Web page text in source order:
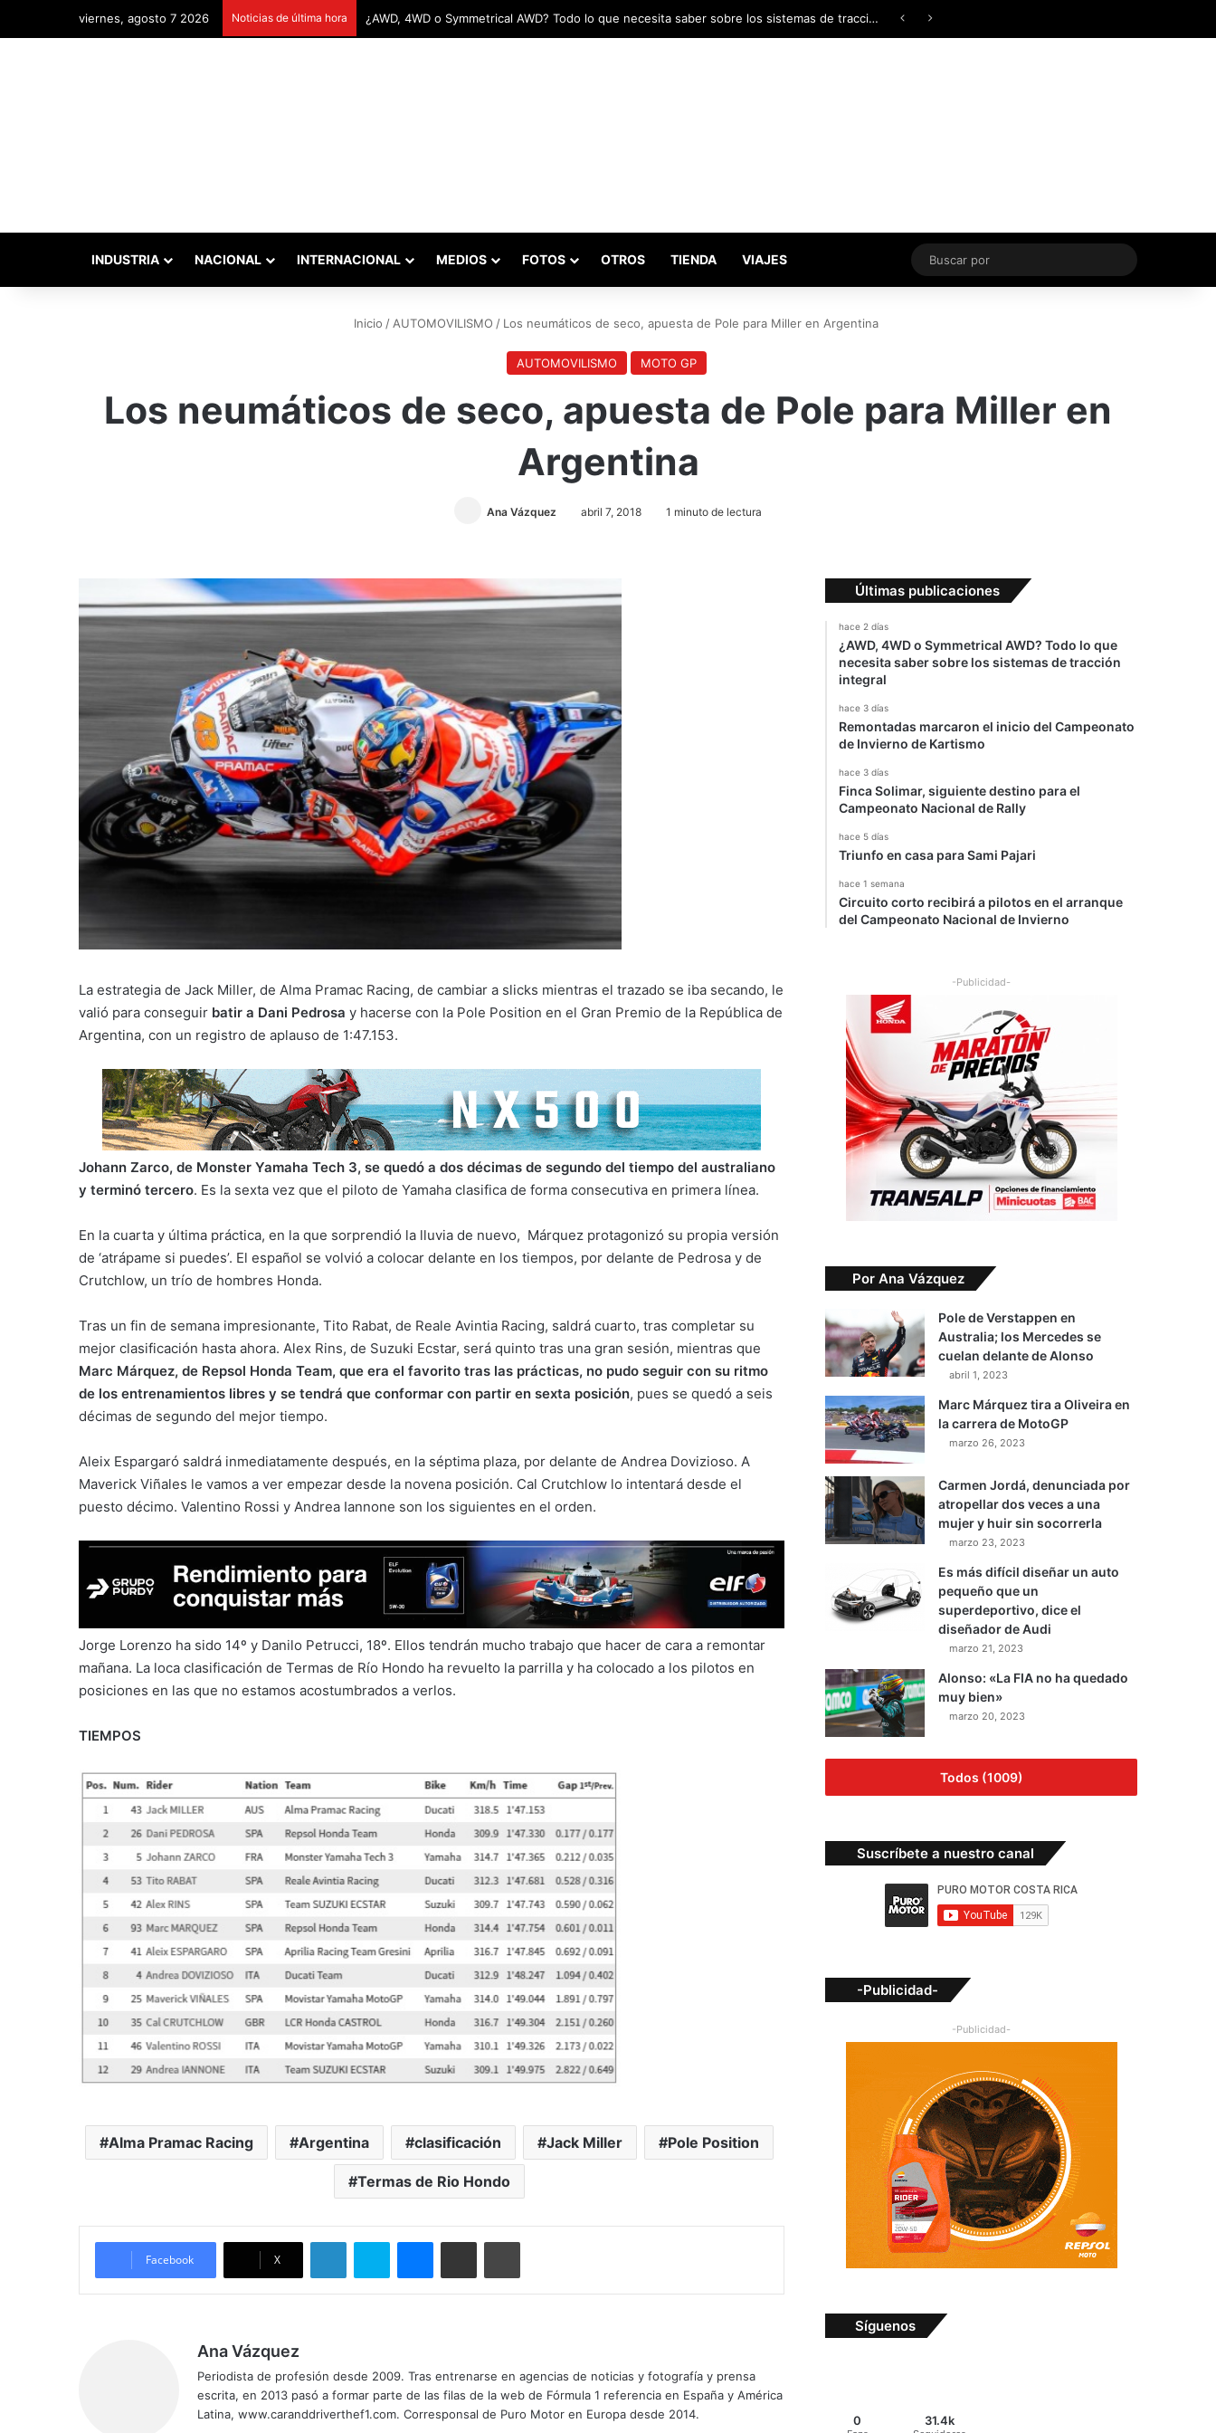
viernes, agosto 7 2026 Noticias de última hora Remontadas marcaron el inicio del Campeonato de Invierno de Kartismo
INDUSTRIA NACIONAL INTERNACIONAL MEDIOS FOTOS OTROS TIENDA VIAJES
Buscar
por
Inicio / AUTOMOVILISMO / Los neumáticos de seco, apuesta de Pole para Miller en Argentina
AUTOMOVILISMO MOTO GP
Los neumáticos de seco, apuesta de Pole para Miller en
Argentina
Ana Vázquez abril 7, 2018 1 minuto de lectura
La estrategia de Jack Miller, de Alma Pramac Racing, de cambiar a slicks mientras el trazado se iba secando, le
valió para conseguir batir a Dani Pedrosa y hacerse con la Pole Position en el Gran Premio de la República de
Argentina, con un registro de aplauso de 1:47.153.
Johann Zarco, de Monster Yamaha Tech 3, se quedó a dos décimas de segundo del tiempo del australiano
y terminó tercero. Es la sexta vez que el piloto de Yamaha clasifica de forma consecutiva en primera línea.
En la cuarta y última práctica, en la que sorprendió la lluvia de nuevo, Márquez protagonizó su propia versión
de ‘atrápame si puedes’. El español se volvió a colocar delante en los tiempos, por delante de Pedrosa y de
Crutchlow, un trío de hombres Honda.
Tras un fin de semana impresionante, Tito Rabat, de Reale Avintia Racing, saldrá cuarto, tras completar su
mejor clasificación hasta ahora. Alex Rins, de Suzuki Ecstar, será quinto tras una gran sesión, mientras que
Marc Márquez, de Repsol Honda Team, que era el favorito tras las prácticas, no pudo seguir con su ritmo
de los entrenamientos libres y se tendrá que conformar con partir en sexta posición, pues se quedó a seis
décimas de segundo del mejor tiempo.
Aleix Espargaró saldrá inmediatamente después, en la séptima plaza, por delante de Andrea Dovizioso. A
Maverick Viñales le vamos a ver empezar desde la novena posición. Cal Crutchlow lo intentará desde el
puesto décimo. Valentino Rossi y Andrea Iannone son los siguientes en el orden.
Jorge Lorenzo ha sido 14º y Danilo Petrucci, 18º. Ellos tendrán mucho trabajo que hacer de cara a remontar
mañana. La loca clasificación de Termas de Río Hondo ha revuelto la parrilla y ha colocado a los pilotos en
posiciones en las que no estamos acostumbrados a verlos.
TIEMPOS
Alma Pramac Racing Argentina clasificación Jack Miller Pole Position
Termas de Rio Hondo
Facebook X
Ana Vázquez
Periodista de profesión desde 2009. Tras entrenarse en agencias de noticias y fotografía y prensa
escrita, en 2013 pasó a formar parte de las filas de la web de Fórmula 1 referencia en España y América
Latina, www.caranddriverthef1.com. Corresponsal de Puro Motor en Europa desde 2014.
Últimas publicaciones
hace 2 días
¿AWD, 4WD o Symmetrical AWD? Todo lo que
necesita saber sobre los sistemas de tracción
integral
hace 3 días
Remontadas marcaron el inicio del Campeonato
de Invierno de Kartismo
hace 3 días
Finca Solimar, siguiente destino para el
Campeonato Nacional de Rally
hace 5 días
Triunfo en casa para Sami Pajari
hace 1 semana
Circuito corto recibirá a pilotos en el arranque
del Campeonato Nacional de Invierno
-Publicidad-
Por Ana Vázquez
Pole de Verstappen en
Australia; los Mercedes se
cuelan delante de Alonso
abril 1, 2023
Marc Márquez tira a Oliveira en
la carrera de MotoGP
marzo 26, 2023
Carmen Jordá, denunciada por
atropellar dos veces a una
mujer y huir sin socorrerla
marzo 23, 2023
Es más difícil diseñar un auto
pequeño que un
superdeportivo, dice el
diseñador de Audi
marzo 21, 2023
Alonso: «La FIA no ha quedado
muy bien»
marzo 20, 2023
Todos (1009)
Suscríbete a nuestro canal
-Publicidad-
-Publicidad-
Síguenos
0 31.4k